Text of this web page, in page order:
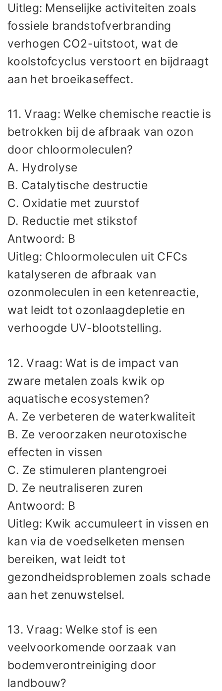
Uitleg: Menselijke activiteiten zoals
fossiele brandstofverbranding
verhogen CO2-uitstoot, wat de
koolstofcyclus verstoort en bijdraagt
aan het broeikaseffect.
11. Vraag: Welke chemische reactie is
betrokken bij de afbraak van ozon
door chloormoleculen?
A. Hydrolyse
B. Catalytische destructie
C. Oxidatie met zuurstof
D. Reductie met stikstof
Antwoord: B
Uitleg: Chloormoleculen uit CFCs
katalyseren de afbraak van
ozonmoleculen in een ketenreactie,
wat leidt tot ozonlaagdepletie en
verhoogde UV-blootstelling.
12. Vraag: Wat is de impact van
zware metalen zoals kwik op
aquatische ecosystemen?
A. Ze verbeteren de waterkwaliteit
B. Ze veroorzaken neurotoxische
effecten in vissen
C. Ze stimuleren plantengroei
D. Ze neutraliseren zuren
Antwoord: B
Uitleg: Kwik accumuleert in vissen en
kan via de voedselketen mensen
bereiken, wat leidt tot
gezondheidsproblemen zoals schade
aan het zenuwstelsel.
13. Vraag: Welke stof is een
veelvoorkomende oorzaak van
bodemverontreiniging door
landbouw?